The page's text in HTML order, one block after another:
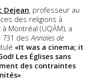
Dejean, professeur au
des religions à
Montréal (UQÀM), a
731 desAnnales de
«It was a cinema; it
Les Églises sans
des contraintes